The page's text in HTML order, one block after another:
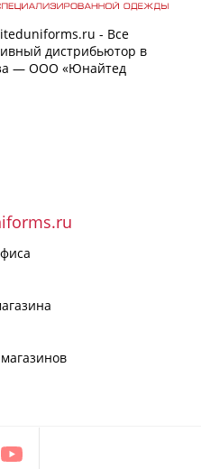
- Все
дистрибьютор в
— ООО «Юнайтед